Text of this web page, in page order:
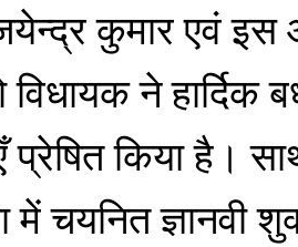
कुमार एवं
विधायक ने हार्दिक
किया है।
में चयनित ज्ञानवी